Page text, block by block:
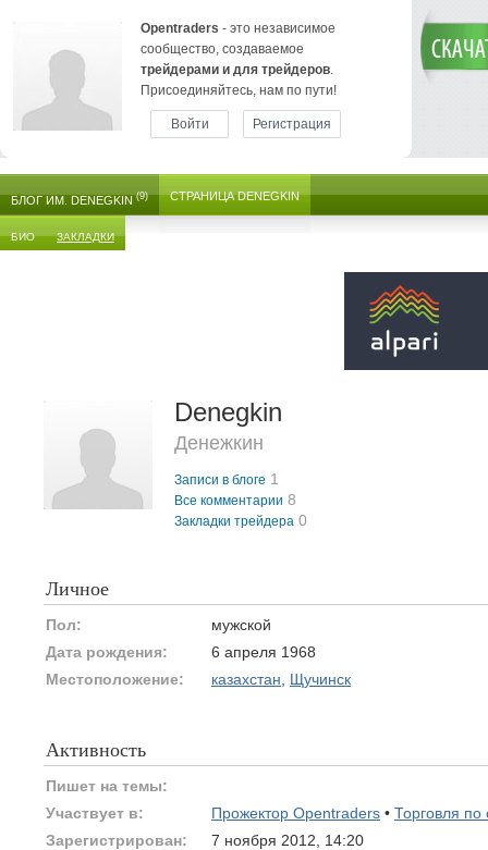
Opentraders - это независимое
сообщество, создаваемое
трейдерами и для трейдеров
Присоединяйтесь, нам по пути!
Войти Регистрация
БЛОГ ИМ. DENEGKIN (9) СТРАНИЦА DENEGKIN
БИО ЗАКЛАДКИ
Denegkin
Денежкин
Записи в блоге 1
Все комментарии 8
Закладки трейдера 0
Личное
Пол:
мужской
Дата рождения:
6 апреля 1968
Местоположение:
казахстан Щучинск
Активность
Пишет на темы:
Участвует в:
Прожектор Opentraders • Торговля
Зарегистрирован:
7 ноября 2012, 14:20